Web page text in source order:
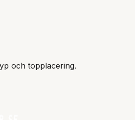
och topplacering.